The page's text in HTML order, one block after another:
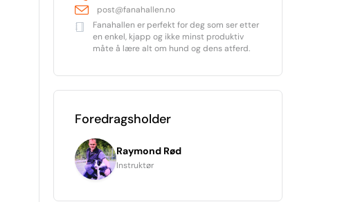
post@fanahallen.no
Fanahallen er perfekt for deg som ser etter
en enkel, kjapp og ikke minst produktiv
måte å lære alt om hund og dens atferd.
Foredragsholder
Raymond Rød
Instruktør